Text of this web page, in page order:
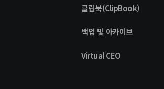
클립북(ClipBook)
백업 및 아카이브
Virtual CEO